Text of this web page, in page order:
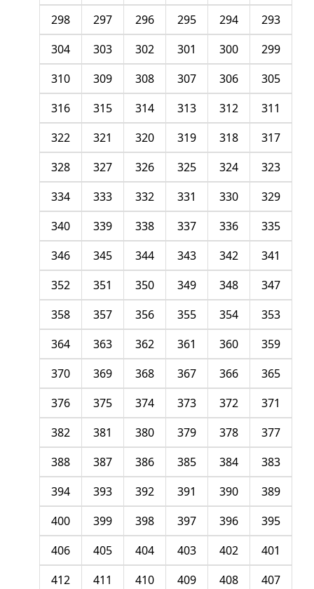
293
294
295
296
297
298
299
300
301
302
303
304
305
306
307
308
309
310
311
312
313
314
315
316
317
318
319
320
321
322
323
324
325
326
327
328
329
330
331
332
333
334
335
336
337
338
339
340
341
342
343
344
345
346
347
348
349
350
351
352
353
354
355
356
357
358
359
360
361
362
363
364
365
366
367
368
369
370
371
372
373
374
375
376
377
378
379
380
381
382
383
384
385
386
387
388
389
390
391
392
393
394
395
396
397
398
399
400
401
402
403
404
405
406
407
408
409
410
411
412